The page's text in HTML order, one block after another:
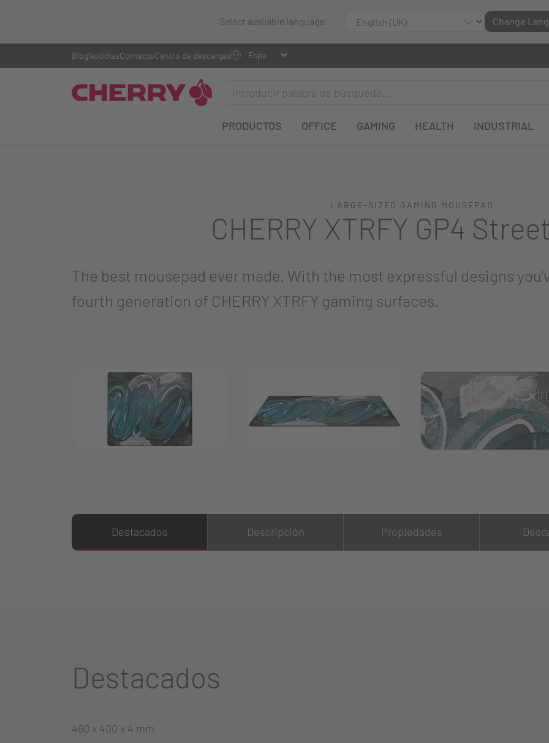
Select available language: Change
PRODUCTOS OFFICE GAMING HEALTH INDUSTRIAL
BlogNoticiasContactoCentro de descargas
LARGE-SIZED GAMING MOUSEPAD
CHERRY XTRFY GP4
The best mousepad ever made. With the most expressful designs
fourth generation of CHERRY XTRFY gaming surfaces.
Destacados Descripción Propiedades
Destacados
460 x 400 x 4 mm